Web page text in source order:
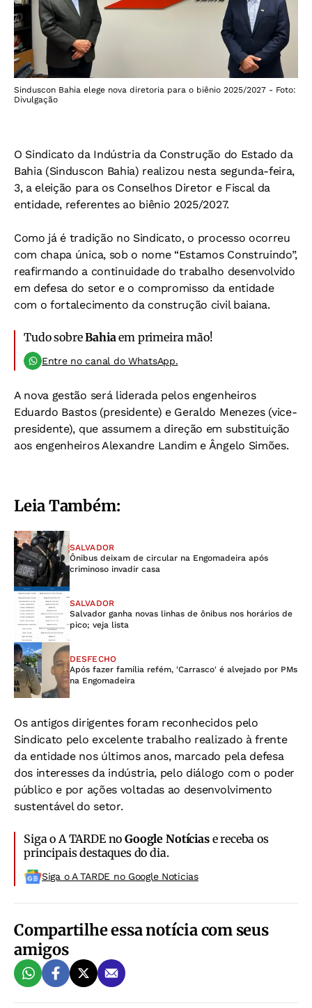
Sinduscon Bahia elege nova diretoria para o biênio 2025/2027 - Foto:
Divulgação
O Sindicato da Indústria da Construção do Estado da
Bahia (Sinduscon Bahia) realizou nesta segunda-feira,
3, a eleição para os Conselhos Diretor e Fiscal da
entidade, referentes ao biênio 2025/2027.
Como já é tradição no Sindicato, o processo ocorreu
com chapa única, sob o nome “Estamos Construindo”,
reafirmando a continuidade do trabalho desenvolvido
em defesa do setor e o compromisso da entidade
com o fortalecimento da construção civil baiana.
Tudo sobreBahiaem primeira mão!
Entre no canal do WhatsApp.
A nova gestão será liderada pelos engenheiros
Eduardo Bastos (presidente) e Geraldo Menezes (vice-
presidente), que assumem a direção em substituição
aos engenheiros Alexandre Landim e Ângelo Simões.
Leia Também:
SALVADOR
Ônibus deixam de circular na Engomadeira após
criminoso invadir casa
SALVADOR
Salvador ganha novas linhas de ônibus nos horários de
pico; veja lista
DESFECHO
Após fazer família refém, 'Carrasco' é alvejado por PMs
na Engomadeira
Os antigos dirigentes foram reconhecidos pelo
Sindicato pelo excelente trabalho realizado à frente
da entidade nos últimos anos, marcado pela defesa
dos interesses da indústria, pelo diálogo com o poder
público e por ações voltadas ao desenvolvimento
sustentável do setor.
Siga o A TARDE noGoogle Notíciase receba os
principais destaques do dia.
Siga o A TARDE no Google Noticias
Compartilhe essa notícia com seus
amigos